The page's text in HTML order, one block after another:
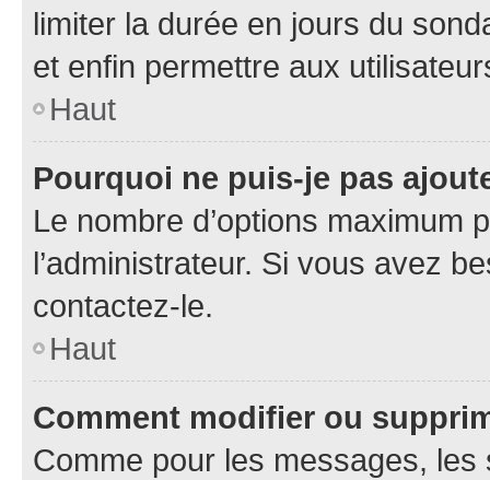
limiter la durée en jours du
et enfin permettre aux
Haut
Pourquoi ne puis-je pas
Le nombre d’options maximum
l’administrateur. Si vous avez
contactez-le.
Haut
Comment modifier ou
Comme pour les messages,